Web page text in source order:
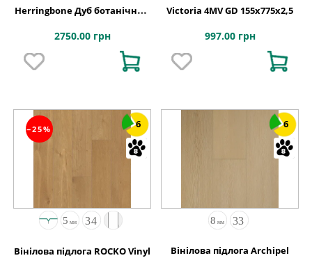
Herringbone Дуб ботанічний
2750.00 грн
Victoria 4MV GD 155x775x2,5
997.00 грн
−25% 6
Вінілова підлога ROCKO Vinyl
6
Вінілова підлога Archipel